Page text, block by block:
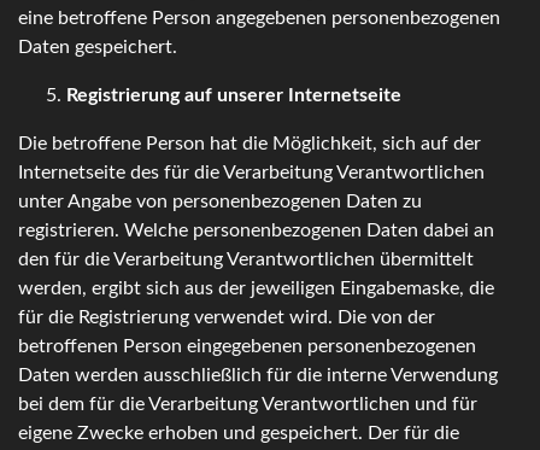
eine betroffene Person angegebenen personenbezogenen
Daten gespeichert.
Registrierung auf unserer Internetseite
Die betroffene Person hat die Möglichkeit, sich auf der
Internetseite des für die Verarbeitung Verantwortlichen
unter Angabe von personenbezogenen Daten zu
registrieren. Welche personenbezogenen Daten dabei an
den für die Verarbeitung Verantwortlichen übermittelt
werden, ergibt sich aus der jeweiligen Eingabemaske, die
für die Registrierung verwendet wird. Die von der
betroffenen Person eingegebenen personenbezogenen
Daten werden ausschließlich für die interne Verwendung
bei dem für die Verarbeitung Verantwortlichen und für
eigene Zwecke erhoben und gespeichert. Der für die